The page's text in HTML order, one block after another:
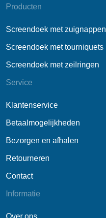
Producten
Screendoek met zuignappen
Screendoek met tourniquets
Screendoek met zeilringen
Service
Klantenservice
Betaalmogelijkheden
Bezorgen en afhalen
Retourneren
Contact
Informatie
Over ons